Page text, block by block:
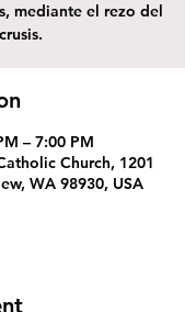
mediante el rezo del
– 7:00 PM
Church, 1201
WA 98930, USA